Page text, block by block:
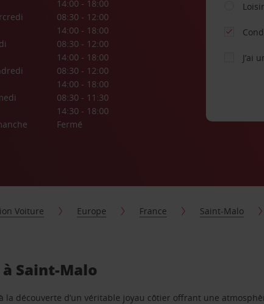
14:00 - 18:00
08:30 - 12:00
14:00 - 18:00
08:30 - 12:00
14:00 - 18:00
08:30 - 12:00
14:00 - 18:00
08:30 - 11:30
14:30 - 18:00
Fermé
Loisir
J’ai
Voiture Europe France Saint-Malo
Saint-Malo
la découverte d’un véritable joyau côtier offrant une